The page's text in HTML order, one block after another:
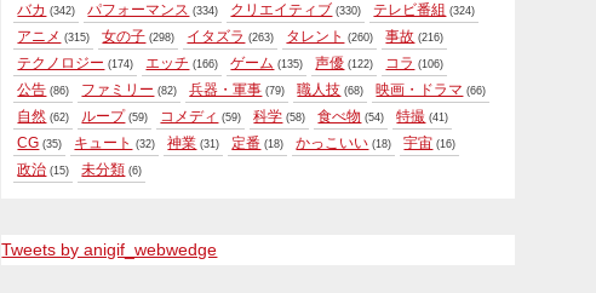
バカ (342) パフォーマンス (334) クリエイティブ (330) テレビ番組 (324)
アニメ (315) 女の子 (298) イタズラ (263) タレント (260) 事故 (216)
テクノロジー (174) エッチ (166) ゲーム (135) 声優 (122) コラ (106)
公告 (86) ファミリー (82) 兵器・軍事 (79) 職人技 (68) 映画・ドラマ (66)
自然 (62) ループ (59) コメディ (59) 科学 (58) 食べ物 (54) 特撮 (41)
CG (35) キュート (32) 神業 (31) 定番 (18) かっこいい (18) 宇宙 (16)
政治 (15) 未分類 (6)
Tweets by anigif_webwedge